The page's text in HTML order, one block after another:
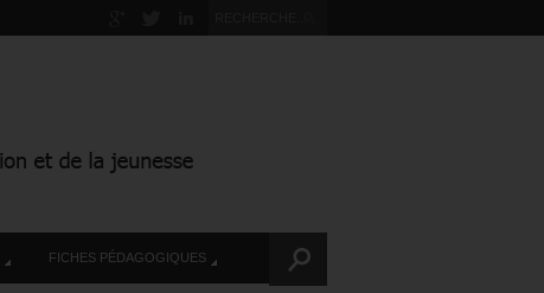
FICHES PÉDAGOGIQUES